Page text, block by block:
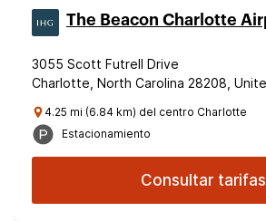
The Beacon Charlotte
3055 Scott Futrell Drive
Charlotte, North Carolina 28208,
4.25 mi (6.84 km) del centro Charlotte
Estacionamiento
Consultar tarifas